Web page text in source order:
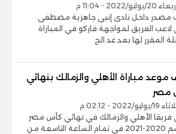
يوليو/2022 - 11:04 م
داخل نادى إنبى جاهزية مصطفى
الفريق لمواجهة فاركو في المباراة
المقرر لها بعد غد الج
موعد مباراة الأهلي والزمالك بنهائي
مصر
يوليو/2022 - 02:12 م
فريقا الأهلي والزمالك في نهائي كأس مصر
لموسم 2020-2021 في تمام الساعة التاسعة من